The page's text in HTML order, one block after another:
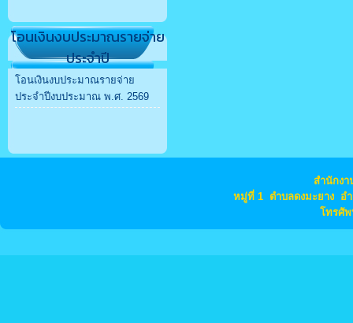
โอนเงินงบประมาณรายจ่าย
ประจำปี
โอนเงินงบประมาณรายจ่าย
ประจำปีงบประมาณ พ.ศ. 2569
สำนักงา
หมู่ที่ 1 ตำบลดงมะยาง อ
โทรศัพ